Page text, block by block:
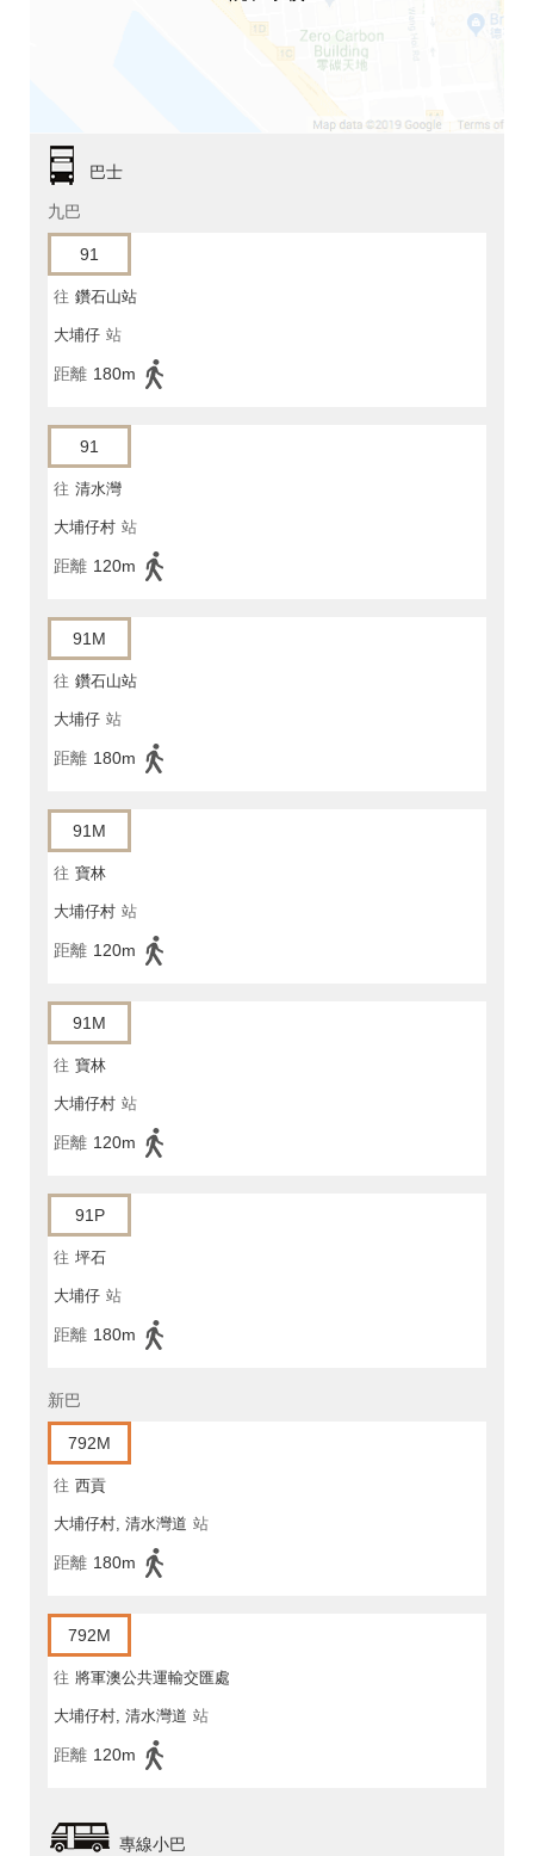
巴士
九巴
91
往 鑽石山站
大埔仔 站
距離 180m
91
往 清水灣
大埔仔村 站
距離 120m
91M
往 鑽石山站
大埔仔 站
距離 180m
91M
往 寶林
大埔仔村 站
距離 120m
91M
往 寶林
大埔仔村 站
距離 120m
91P
往 坪石
大埔仔 站
距離 180m
新巴
792M
往 西貢
大埔仔村, 清水灣道 站
距離 180m
792M
往 將軍澳公共運輸交匯處
大埔仔村, 清水灣道 站
距離 120m
專線小巴